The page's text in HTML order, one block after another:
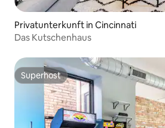
Privatunterkunft in Cincinnati
Das Kutschenhaus
Superhost
Superhost